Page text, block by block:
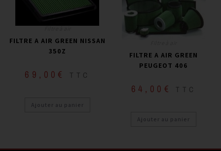
FILTRE A AIR GREEN NISSAN
350Z
69,00 € TTC
Ajouter au panier
FILTRE A AIR GREEN
PEUGEOT 406
64,00 € TTC
Ajouter au panier